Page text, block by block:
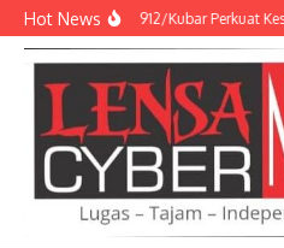
Lewati ke konten
Hot NewsKodim 0912/Kubar Perkuat